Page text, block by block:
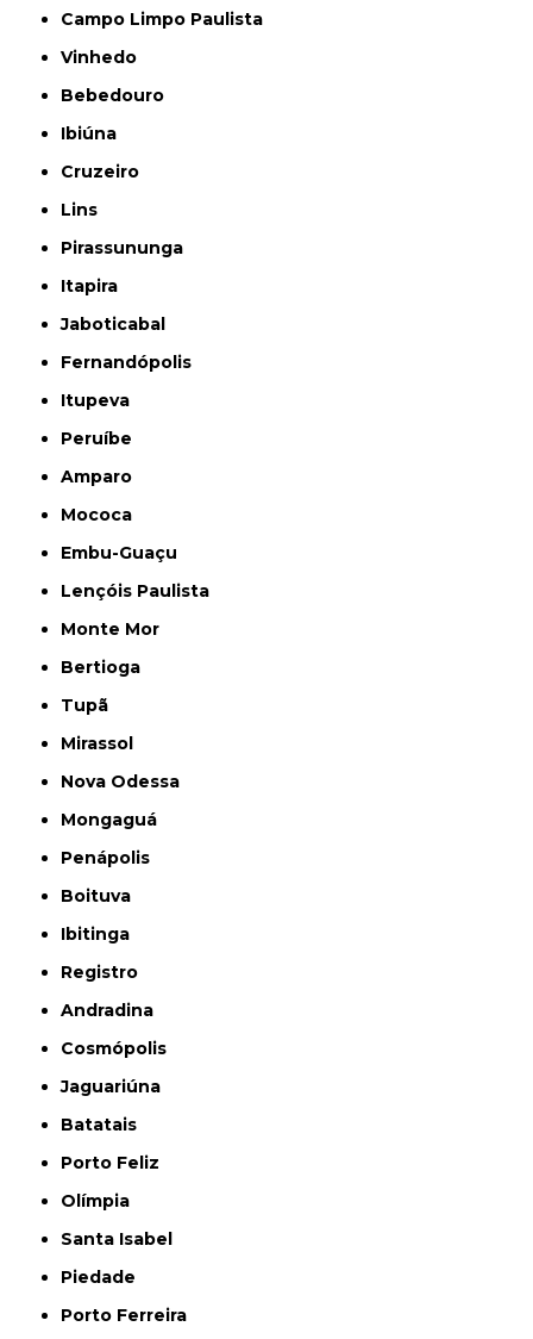
Campo Limpo Paulista
Vinhedo
Bebedouro
Ibiúna
Cruzeiro
Lins
Pirassununga
Itapira
Jaboticabal
Fernandópolis
Itupeva
Peruíbe
Amparo
Mococa
Embu-Guaçu
Lençóis Paulista
Monte Mor
Bertioga
Tupã
Mirassol
Nova Odessa
Mongaguá
Penápolis
Boituva
Ibitinga
Registro
Andradina
Cosmópolis
Jaguariúna
Batatais
Porto Feliz
Olímpia
Santa Isabel
Piedade
Porto Ferreira